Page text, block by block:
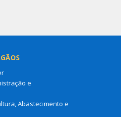
e
Abastecimento e